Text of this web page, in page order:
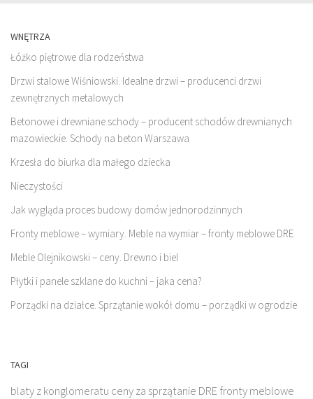
WNĘTRZA
Łóżko piętrowe dla rodzeństwa
Drzwi stalowe Wiśniowski. Idealne drzwi – producenci drzwi
zewnętrznych metalowych
Betonowe i drewniane schody – producent schodów drewnianych
mazowieckie. Schody na beton Warszawa
Krzesła do biurka dla małego dziecka
Nieczystości
Jak wygląda proces budowy domów jednorodzinnych
Fronty meblowe – wymiary. Meble na wymiar – fronty meblowe DRE
Meble Olejnikowski – ceny. Drewno i biel
Płytki i panele szklane do kuchni – jaka cena?
Porządki na działce. Sprzątanie wokół domu – porządki w ogrodzie
TAGI
blaty z konglomeratu ceny za sprzątanie DRE fronty meblowe